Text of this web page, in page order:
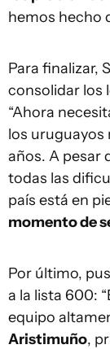
hemos hecho
Para finalizar,
consolidar los
“Ahora
los uruguayos
años. A pesar
todas las
país está en
momento de
Por último,
a la lista 600:
equipo
Aristimuño,